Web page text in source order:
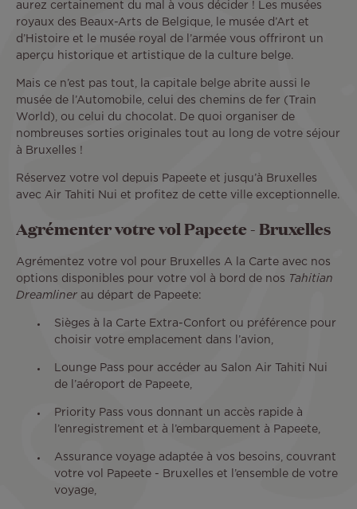
aurez certainement du mal à vous décider ! Les musées
royaux des Beaux-Arts de Belgique, le musée d’Art et
d’Histoire et le musée royal de l’armée vous offriront un
aperçu historique et artistique de la culture belge.
Mais ce n’est pas tout, la capitale belge abrite aussi le
musée de l’Automobile, celui des chemins de fer (Train
World), ou celui du chocolat. De quoi organiser de
nombreuses sorties originales tout au long de votre séjour
à Bruxelles !
Réservez votre vol depuis Papeete et jusqu’à Bruxelles
avec Air Tahiti Nui et profitez de cette ville exceptionnelle.
Agrémenter votre vol Papeete - Bruxelles
Agrémentez votre vol pour Bruxelles A la Carte avec nos
options disponibles pour votre vol à bord de nos
Tahitian
Dreamliner au départ de Papeete:
Sièges à la Carte Extra-Confort ou préférence pour
choisir votre emplacement dans l’avion,
Lounge Pass pour accéder au Salon Air Tahiti Nui
de l’aéroport de Papeete,
Priority Pass vous donnant un accès rapide à
l’enregistrement et à l’embarquement à Papeete,
Assurance voyage adaptée à vos besoins, couvrant
votre vol Papeete - Bruxelles et l’ensemble de votre
voyage,